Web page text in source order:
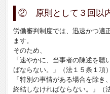
② 原則として３回以
労働審判制度では、迅速かつ適
ます。
そのため、
「速やかに、当事者の陳述を
ばならない。」（法１５条１項）
「特別の事情がある場合を除
終結しなければならない。」（